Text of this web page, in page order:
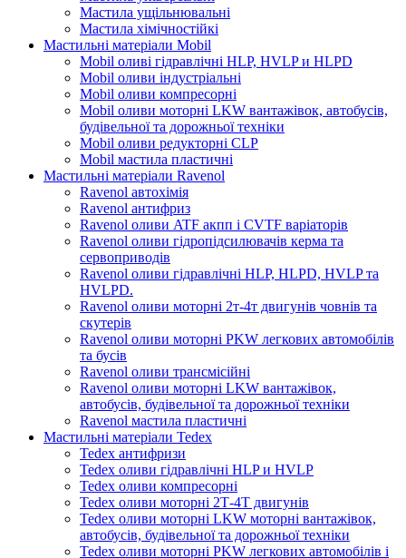
Мастила ущільнювальні
Мастила хімічностійкі
Мастильні матеріали Mobil
Mobil оливі гідравлічні HLP, HVLP и HLPD
Mobil оливи індустріальні
Mobil оливи компресорні
Mobil оливи моторні LKW вантажівок, автобусів,
будівельної та дорожньої техніки
Mobil оливи редукторні CLP
Mobil мастила пластичні
Мастильні матеріали Ravenol
Ravenol автохімія
Ravenol антифриз
Ravenol оливи ATF акпп і CVTF варіаторів
Ravenol оливи гідропідсилювачів керма та
сервоприводів
Ravenol оливи гідравлічні HLP, HLPD, HVLP та
HVLPD.
Ravenol оливи моторні 2т-4т двигунів човнів та
скутерів
Ravenol оливи моторні PKW легкових автомобілів
та бусів
Ravenol оливи трансмісійні
Ravenol оливи моторні LKW вантажівок,
автобусів, будівельної та дорожньої техніки
Ravenol мастила пластичні
Мастильні матеріали Tedex
Tedex антифризи
Tedex оливи гідравлічні HLP и HVLP
Tedex оливи компресорні
Tedex оливи моторні 2Т-4Т двигунів
Tedex оливи моторні LKW моторні вантажівок,
автобусів, будівельної та дорожньої техніки
Tedex оливи моторні PKW легкових автомобілів і